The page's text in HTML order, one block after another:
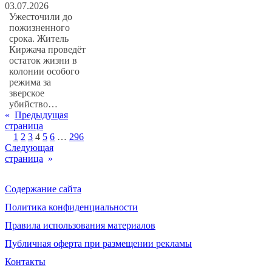
03.07.2026
Ужесточили до
пожизненного
срока. Житель
Киржача проведёт
остаток жизни в
колонии особого
режима за
зверское
убийство…
« Предыдущая
страница
1 2 3 4 5 6 … 296
Следующая
страница »
Содержание сайта
Политика конфиденциальности
Правила использования материалов
Публичная оферта при размещении рекламы
Контакты